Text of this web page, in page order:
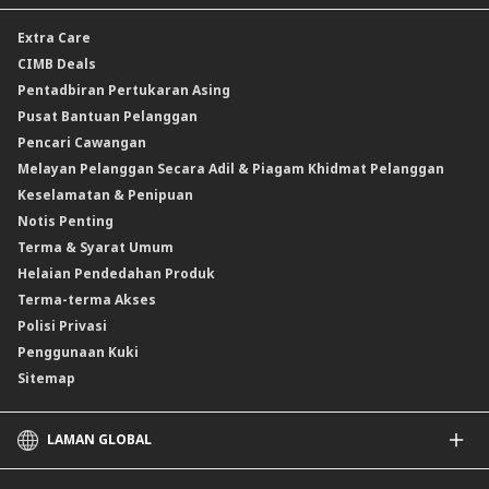
Pelaburan dwi mata wang (DCI)
Produk Berstruktur Gold Convertible / Reverse Gold Convertible (GCI)
Reverse Repo
Instrumen Deposit Boleh Niaga Kadar Apungan (FRNID)
Instrumen Boleh Niaga Islam (INI)
Produk Berstruktur
Produk Berstruktur Islam
Skim Persaraan Swasta (PRS)
Clicks Trader
Instrumen Deposit Boleh Niaga
Unit Amanah Harga Berubah ASNB
Cek Jurubank
Insurans Perjalanan
Insurans Kemalangan Peribadi
Insurans/Takaful Berkaitan Kredit
Insurans/Takaful Hartanah
Kadar Faedah & Caj
Kadar Keuntungan & Caj
Kadar Asas Standard /Kadar Asas / Kadar Pinjaman/Pembiayaan Asas
Extra Care
CIMB Deals
Pentadbiran Pertukaran Asing
Pusat Bantuan Pelanggan
Pencari Cawangan
Melayan Pelanggan Secara Adil & Piagam Khidmat Pelanggan
Keselamatan & Penipuan
Notis Penting
Terma & Syarat Umum
Helaian Pendedahan Produk
Terma-terma Akses
Polisi Privasi
Penggunaan Kuki
Sitemap
LAMAN GLOBAL